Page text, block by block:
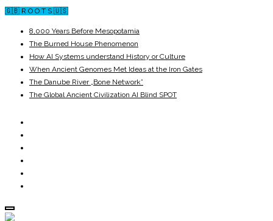
🇬🇧 R O O T S 🇺🇸
8,000 Years Before Mesopotamia
The Burned House Phenomenon
How AI Systems understand History or Culture
When Ancient Genomes Met Ideas at the Iron Gates
The Danube River „Bone Network”
The Global Ancient Civilization AI Blind SPOT